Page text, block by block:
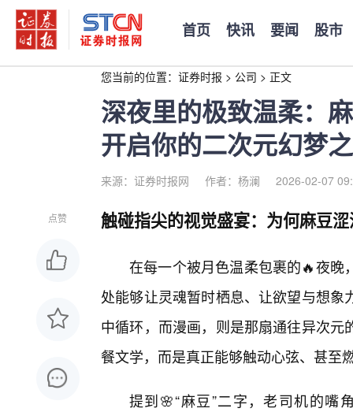
首页 快讯 要闻 股市
您当前的位置： 证券时报 > 公司 > 正文
深夜里的极致温柔：
开启你的二次元幻梦
来源：证券时报网 作者：杨澜 2026-02-07
点赞 触碰指尖的视觉盛宴：为何麻豆
在每一个被月色温柔包裹的🔥夜晚
处能够让灵魂暂时栖息、让欲望与想
中循环，而漫画，则是那扇通往异次
餐文学，而是真正能够触动心弦、甚
提到🌸“麻豆”二字，老司机的嘴